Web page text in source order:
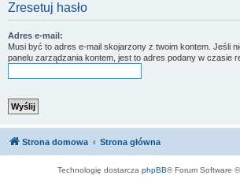
Zresetuj hasło
Adres e-mail:
Musi być to adres e-mail skojarzony z twoim kontem. Jeśli
panelu zarządzania kontem, jest to adres podany w czasie
Strona domowa Strona główna
Technologię dostarcza phpBB® Forum Software